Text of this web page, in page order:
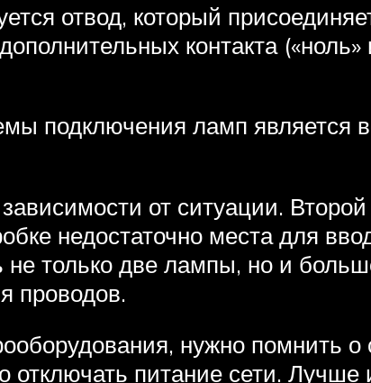
отвод, который
контакта
подключения ламп является
от ситуации.
недостаточно места для
только две лампы, но и
проводов.
нужно помнить
отключать питание сети. Лучше